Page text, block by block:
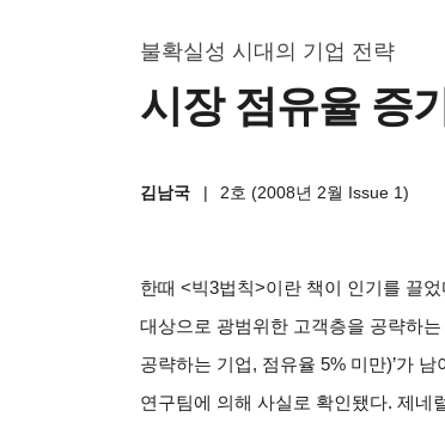
불확실성 시대의 기업 전략
시장 점유율 증
김남국 | 2호 (2008년 2월 Issue 1)
한때 <빅3법칙>이란 책이 인기를 끌
대상으로 광범위한 고객층을 공략하
공략하는 기업, 점유율 5% 미만)’가
연구팀에 의해 사실로 확인됐다. 제네